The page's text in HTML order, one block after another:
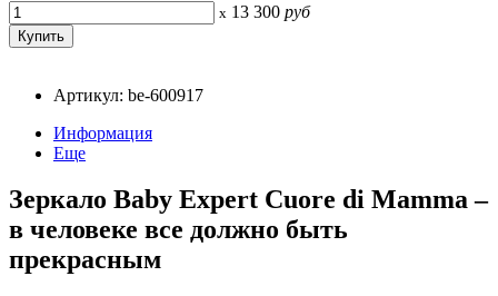
x 13 300 руб
Артикул: be-600917
Информация
Еще
Зеркало Baby Expert Cuore di Mamma –
в человеке все должно быть
прекрасным